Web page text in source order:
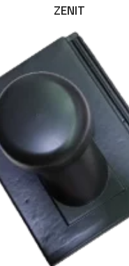
ZENIT